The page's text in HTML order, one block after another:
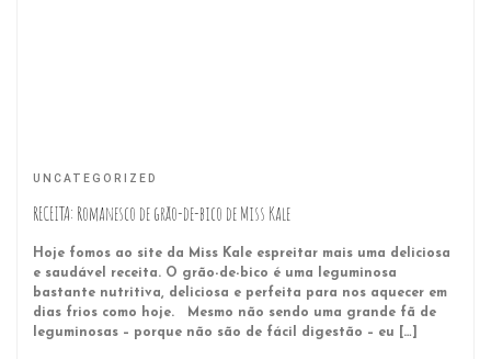
UNCATEGORIZED
RECEITA: Romanesco de grão-de-bico de Miss Kale
Hoje fomos ao site da Miss Kale espreitar mais uma deliciosa
e saudável receita. O grão-de-bico é uma leguminosa
bastante nutritiva, deliciosa e perfeita para nos aquecer em
dias frios como hoje. Mesmo não sendo uma grande fã de
leguminosas – porque não são de fácil digestão – eu […]